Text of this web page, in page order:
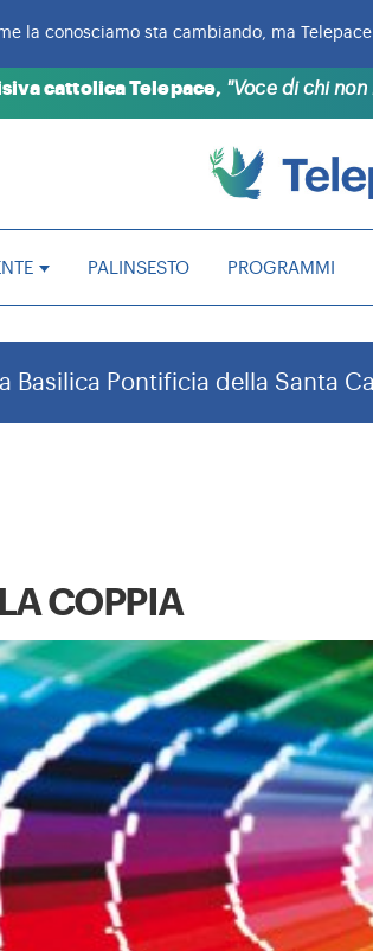
cattolica Telepace, "Voce di chi non
5×1000 ANNOPALINSESTO PROGRAMMI
Basilica Pontificia della Santa
COPPIA
la conosciamo sta cambiando, ma